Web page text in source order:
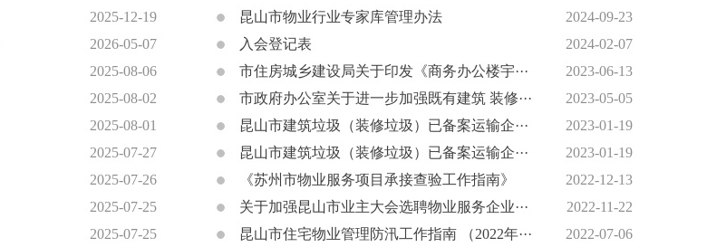
2025-12-19
2026-05-07
2025-08-06
2025-08-02
2025-08-01
2025-07-27
2025-07-26
2025-07-25
2025-07-25
昆山市物业行业专家库管理办法
2024-09-23
入会登记表
2024-02-07
市住房城乡建设局关于印发《商务办公楼宇···
2023-06-13
市政府办公室关于进一步加强既有建筑 装修···
2023-05-05
昆山市建筑垃圾（装修垃圾）已备案运输企···
2023-01-19
昆山市建筑垃圾（装修垃圾）已备案运输企···
2023-01-19
《苏州市物业服务项目承接查验工作指南》
2022-12-13
关于加强昆山市业主大会选聘物业服务企业···
2022-11-22
昆山市住宅物业管理防汛工作指南 （2022年···
2022-07-06